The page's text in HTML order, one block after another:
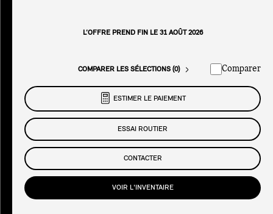
L’OFFRE PREND FIN LE 31 AOÛT 2026
Comparer
COMPARER LES SÉLECTIONS (0)
ESTIMER LE PAIEMENT
ESSAI ROUTIER
CONTACTER
VOIR L'INVENTAIRE